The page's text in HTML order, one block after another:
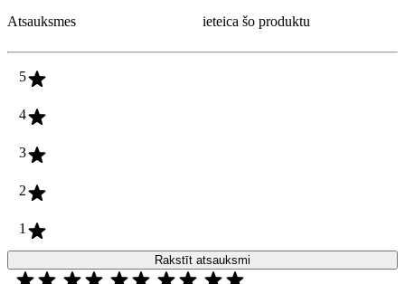
Atsauksmes
ieteica šo produktu
5
4
3
2
1
Rakstīt atsauksmi